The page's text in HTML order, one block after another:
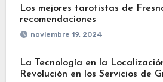
Los mejores tarotistas de
recomendaciones
noviembre 19, 2024
La Tecnología en la
Revolución en los Servicios de